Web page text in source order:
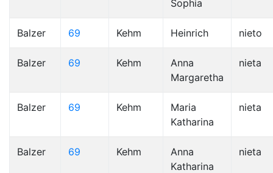
Sophia
Balzer 69 Kehm Heinrich nieto
Balzer 69 Kehm
Anna
Margaretha
nieta
Balzer 69 Kehm
Maria
Katharina
nieta
Balzer 69 Kehm
Anna
Katharina
nieta